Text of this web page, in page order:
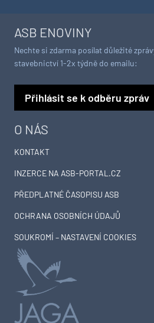
O NÁS
KONTAKT
INZERCE NA ASB-PORTAL.CZ
PŘEDPLATNÉ ČASOPISU ASB
OCHRANA OSOBNÍCH ÚDAJŮ
SOUKROMÍ – NASTAVENÍ COOKIES
ASB ENOVINY
Nechte si zdarma posílat důležité
stavebnictví 1-2x týdně do emailu:
Přihlásit se k odběru zpráv